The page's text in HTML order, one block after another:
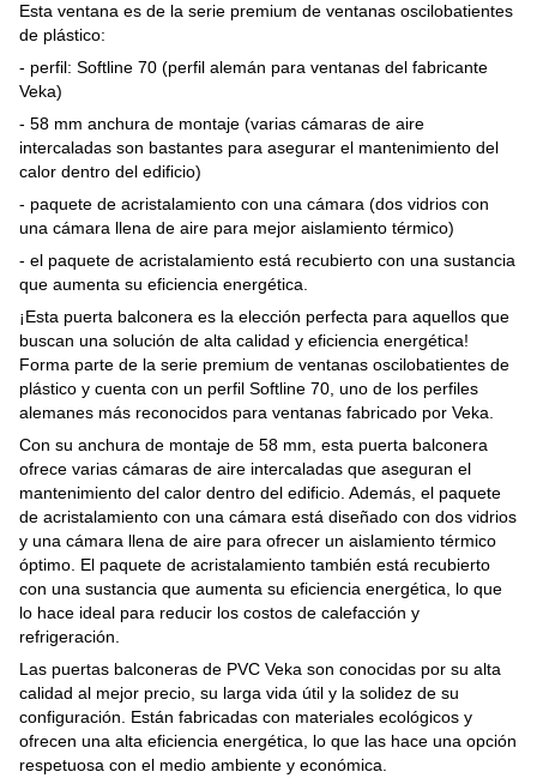
Esta ventana es de la serie premium de ventanas oscilobatientes
de plástico:
- perfil: Softline 70 (perfil alemán para ventanas del fabricante
Veka)
- 58 mm anchura de montaje (varias cámaras de aire
intercaladas son bastantes para asegurar el mantenimiento del
calor dentro del edificio)
- paquete de acristalamiento con una cámara (dos vidrios con
una cámara llena de aire para mejor aislamiento térmico)
- el paquete de acristalamiento está recubierto con una sustancia
que aumenta su eficiencia energética.
¡Esta puerta balconera es la elección perfecta para aquellos que
buscan una solución de alta calidad y eficiencia energética!
Forma parte de la serie premium de ventanas oscilobatientes de
plástico y cuenta con un perfil Softline 70, uno de los perfiles
alemanes más reconocidos para ventanas fabricado por Veka.
Con su anchura de montaje de 58 mm, esta puerta balconera
ofrece varias cámaras de aire intercaladas que aseguran el
mantenimiento del calor dentro del edificio. Además, el paquete
de acristalamiento con una cámara está diseñado con dos vidrios
y una cámara llena de aire para ofrecer un aislamiento térmico
óptimo. El paquete de acristalamiento también está recubierto
con una sustancia que aumenta su eficiencia energética, lo que
lo hace ideal para reducir los costos de calefacción y
refrigeración.
Las puertas balconeras de PVC Veka son conocidas por su alta
calidad al mejor precio, su larga vida útil y la solidez de su
configuración. Están fabricadas con materiales ecológicos y
ofrecen una alta eficiencia energética, lo que las hace una opción
respetuosa con el medio ambiente y económica.